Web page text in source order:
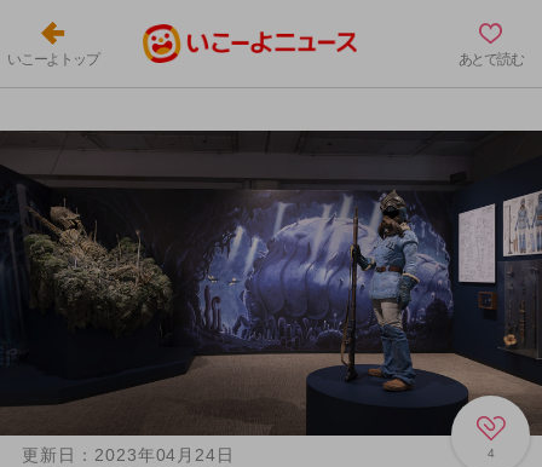
いこーよトップ あとで読む
4
更新日： 2023年04月24日